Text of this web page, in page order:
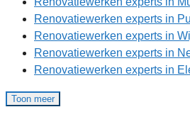
Renovatiewerken experts in
Renovatiewerken experts in
Renovatiewerken experts in
Renovatiewerken experts in
Toon meer